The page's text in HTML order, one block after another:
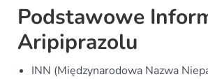
Podstawowe
Aripiprazolu
INN (Międzynarodowa Nazwa